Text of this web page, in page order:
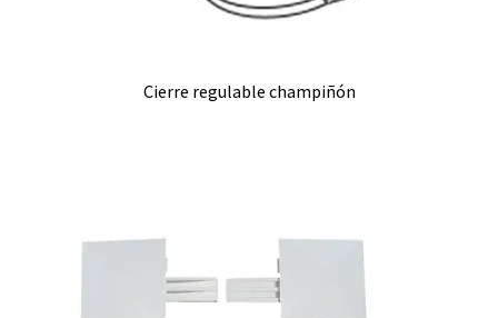
Cierre regulable champiñón